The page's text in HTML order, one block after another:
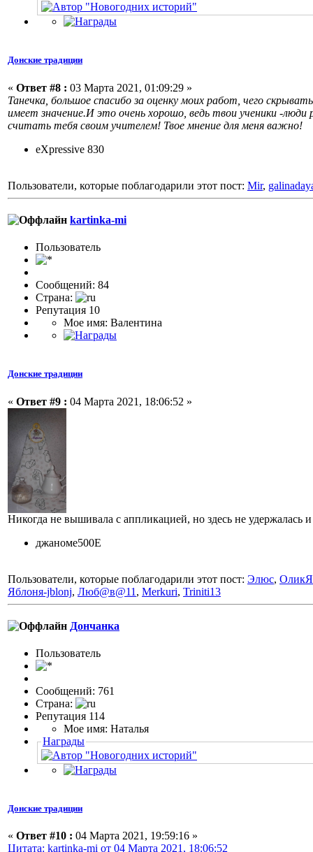
Донские традиции
« Ответ #8 : 03 Марта 2021, 01:09:29 »
Танечка, большое спасибо за оценку моих работ, чего
имеет значение.И это очень хорошо, ведь твои ученики -люди
считать тебя своим учителем! Твое мнение для меня важно!
eXpressive 830
Пользователи, которые поблагодарили этот пост: Mir,
kartinka-mi
Пользовaтeль
Сообщений: 84
Страна:
Репутация 10
Мое имя: Валентина
Донские традиции
« Ответ #9 : 04 Марта 2021, 18:06:52 »
Никогда не вышивала с аппликацией, но здесь не
джаноме500Е
Пользователи, которые поблагодарили этот пост: Элюс,
Яблоня-jblonj, Люб@в@11 , Merkuri, Triniti13
Дончанка
Пользовaтeль
Сообщений: 761
Страна:
Репутация 114
Мое имя: Наталья
Награды
Донские традиции
« Ответ #10 : 04 Марта 2021, 19:59:16 »
Цитата: kartinka-mi от 04 Марта 2021, 18:06:52